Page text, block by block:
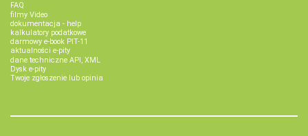
FAQ
filmy Video
dokumentacja - help
kalkulatory podatkowe
darmowy e-book PIT-11
aktualności e-pity
dane techniczne API, XML
Dysk e-pity
Twoje zgłoszenie lub opinia